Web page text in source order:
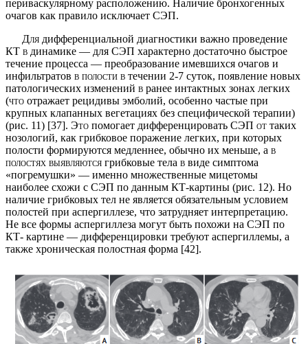
периваскулярному расположению. Наличие бронхогенных
очагов как правило исключает СЭП.
Для дифференциальной диагностики важно про­ведение
КТ в динамике — для СЭП характерно доста­точно быстрое
течение процесса — преобразование имевшихся очагов и
инфильтратов в полости в тече­нии 2-7 суток, появление новых
патологических изме­нений в ранее интактных зонах легких
(что отражает рецидивы эмболий, особенно частые при
крупных клапанных вегетациях без специфической терапии)
(рис. 11) [37]. Это помогает дифференцировать СЭП от таких
нозологий, как грибковое поражение лег­ких, при которых
полости формируются медленнее, обычно их меньше, а в
полостях выявляются грибко­вые тела в виде симптома
«погремушки» — именно множественные мицетомы
наиболее схожи с СЭП по данным КТ-картины (рис. 12). Но
наличие грибковых тел не является обязательным условием
полостей при аспергиллезе, что затрудняет интерпретацию.
Не все формы аспергиллеза могут быть похожи на СЭП по
КТ- картине — дифференцировки требуют аспергиллемы, а
также хроническая полостная форма [42].